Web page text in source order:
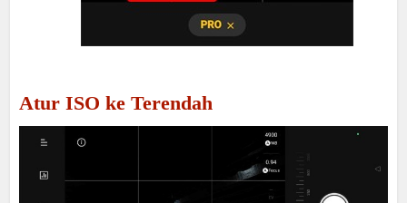
Atur ISO ke Terendah